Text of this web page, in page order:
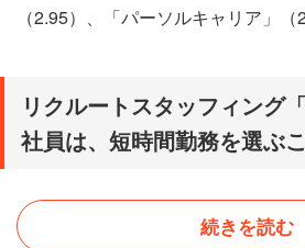
（2.95）、「パーソルキャリア」（
リクルートスタッフィング
社員は、短時間勤務を選ぶ
続きを読む